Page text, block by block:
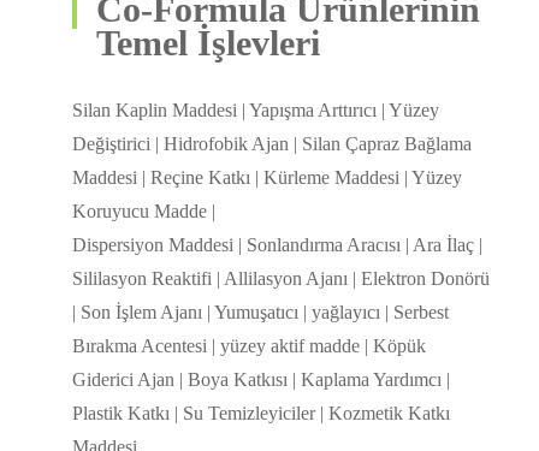
Co-Formula Ürünlerinin
Temel İşlevleri
Silan Kaplin Maddesi | Yapışma Arttırıcı | Yüzey
Değiştirici | Hidrofobik Ajan | Silan Çapraz Bağlama
Maddesi | Reçine Katkı | Kürleme Maddesi | Yüzey
Koruyucu Madde |
Dispersiyon Maddesi | Sonlandırma Aracısı | Ara İlaç |
Sililasyon Reaktifi | Allilasyon Ajanı | Elektron Donörü
| Son İşlem Ajanı | Yumuşatıcı | yağlayıcı | Serbest
Bırakma Acentesi | yüzey aktif madde | Köpük
Giderici Ajan | Boya Katkısı | Kaplama Yardımcı |
Plastik Katkı | Su Temizleyiciler | Kozmetik Katkı
Maddesi